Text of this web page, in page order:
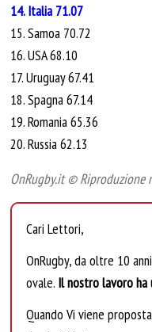
14. Italia 71.07
15. Samoa 70.72
16. USA 68.10
17. Uruguay 67.41
18. Spagna 67.14
19. Romania 65.36
20. Russia 62.13
OnRugby.it © Riproduzione
Cari Lettori,
OnRugby, da oltre 10
ovale. Il nostro lavoro ha
Quando Vi viene